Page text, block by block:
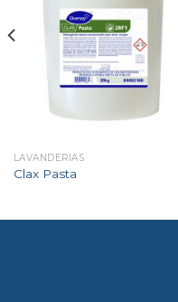
LAVANDERIAS
Clax Pasta